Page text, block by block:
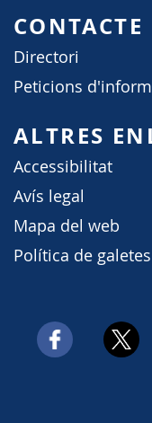
CONTACTE
Directori
Peticions
ALTRES
Accessibilitat
Avís legal
Mapa del web
Política de galetes